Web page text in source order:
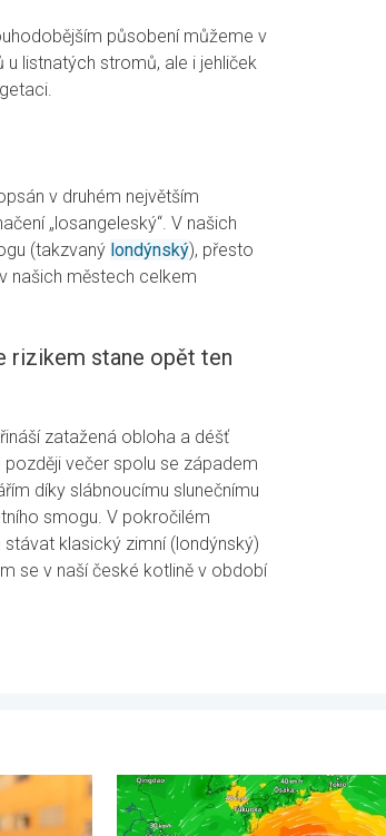
působení můžeme v
listnatých stromů, ale i jehliček
v druhém největším
„losangeleský“. V našich
(takzvaný londýnský), přesto
našich městech celkem
rizikem stane opět ten
zatažená obloha a déšť
večer spolu se západem
díky slábnoucímu slunečnímu
smogu. V pokročilém
klasický zimní (londýnský)
se v naší české kotlině v období
Tropické teploty. . . neděle 2. srpna 2026
Japonsko se připravuje na tajfun